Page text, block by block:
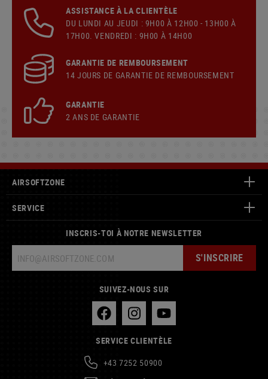
ASSISTANCE À LA CLIENTÈLE
DU LUNDI AU JEUDI : 9H00 À 12H00 - 13H00 À
17H00. VENDREDI : 9H00 À 14H00
GARANTIE DE REMBOURSEMENT
14 JOURS DE GARANTIE DE REMBOURSEMENT
GARANTIE
2 ANS DE GARANTIE
AIRSOFTZONE
SERVICE
INSCRIS-TOI À NOTRE NEWSLETTER
S'INSCRIRE
SUIVEZ-NOUS SUR
SERVICE CLIENTÈLE
+43 7252 50900